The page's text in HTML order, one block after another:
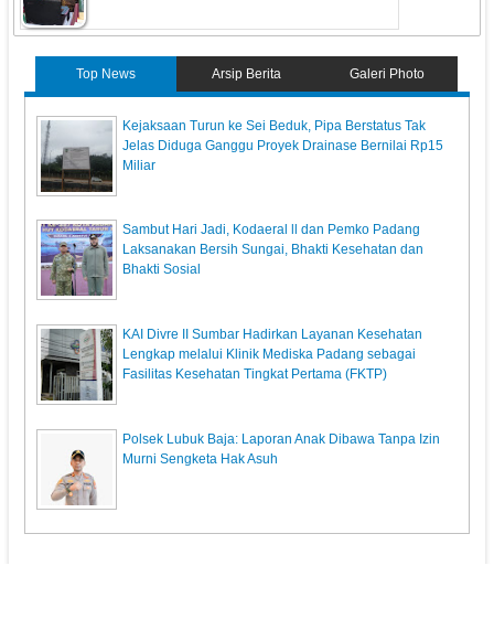
Top News Arsip Berita Galeri Photo
Kejaksaan Turun ke Sei Beduk, Pipa Berstatus Tak
Jelas Diduga Ganggu Proyek Drainase Bernilai Rp15
Miliar
Sambut Hari Jadi, Kodaeral ll dan Pemko Padang
Laksanakan Bersih Sungai, Bhakti Kesehatan dan
Bhakti Sosial
KAI Divre II Sumbar Hadirkan Layanan Kesehatan
Lengkap melalui Klinik Mediska Padang sebagai
Fasilitas Kesehatan Tingkat Pertama (FKTP)
Polsek Lubuk Baja: Laporan Anak Dibawa Tanpa Izin
Murni Sengketa Hak Asuh